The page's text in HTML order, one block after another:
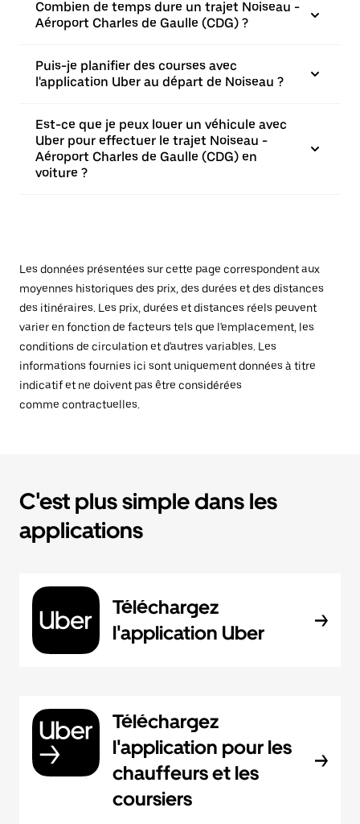
Combien de temps dure un trajet Noiseau -
Aéroport Charles de Gaulle (CDG) ?
Puis-je planifier des courses avec
l'application Uber au départ de Noiseau ?
Est-ce que je peux louer un véhicule avec
Uber pour effectuer le trajet Noiseau -
Aéroport Charles de Gaulle (CDG) en
voiture ?
Les données présentées sur cette page correspondent aux
moyennes historiques des prix, des durées et des distances
des itinéraires. Les prix, durées et distances réels peuvent
varier en fonction de facteurs tels que l'emplacement, les
conditions de circulation et d'autres variables. Les
informations fournies ici sont uniquement données à titre
indicatif et ne doivent pas être considérées
comme contractuelles.
C'est plus simple dans les
applications
Téléchargez
l'application Uber
Téléchargez
l'application pour les
chauffeurs et les
coursiers